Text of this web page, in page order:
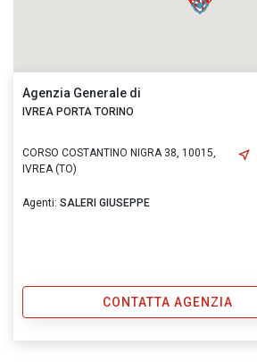
Agenzia Generale di
IVREA PORTA TORINO
CORSO COSTANTINO NIGRA 38, 10015,
IVREA (TO)
Agenti: SALERI GIUSEPPE
CONTATTA AGENZIA